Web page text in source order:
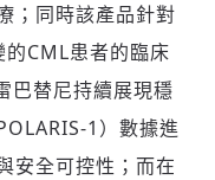
；同時該產品針對
CML患者的臨床
巴替尼持續展現穩
1）數據進
安全可控性；而在